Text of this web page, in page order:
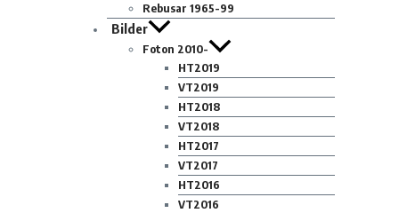
Rebusar 1965-99
Bilder
Foton 2010-
HT2019
VT2019
HT2018
VT2018
HT2017
VT2017
HT2016
VT2016